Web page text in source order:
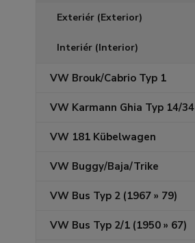
Exteriér (Exterior)
Interiér (Interior)
VW Brouk/Cabrio Typ 1
VW Karmann Ghia Typ 14/34
VW 181 Kübelwagen
VW Buggy/Baja/Trike
VW Bus Typ 2 (1967 » 79)
VW Bus Typ 2/1 (1950 » 67)